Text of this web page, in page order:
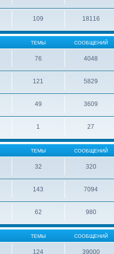
109 18116
ТЕМЫ СООБЩЕНИЙ
76 4048
121 5829
49 3609
1 27
ТЕМЫ СООБЩЕНИЙ
32 320
143 7094
62 980
ТЕМЫ СООБЩЕНИЙ
124 39000